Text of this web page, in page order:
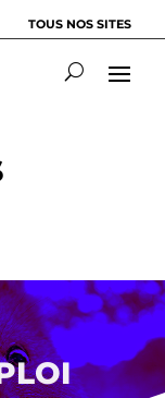
TOUS NOS SITES